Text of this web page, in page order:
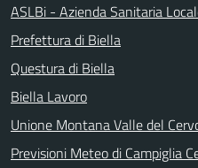
ASLBi - Azienda Sanitaria
Prefettura di Biella
Questura di Biella
Biella Lavoro
Unione Montana Valle del
Previsioni Meteo di Campiglia